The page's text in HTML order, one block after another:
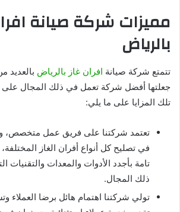
مميزات شركة صيانة
بالرياض
تتمتع شركة صيانة افران غاز بالرياض بالعديد
جعلتها أفضل شركة تعمل في ذلك المجال على
تلك المزايا على ما يلي:
تعتمد شركتنا على فريق عمل متخصص،
في تصليح كل أنواع أفران الغاز
تامة بأجدد الأدوات والمعدات والتقنيات
ذلك المجال.
تولي شركتنا اهتمام هائل برضا العملاء